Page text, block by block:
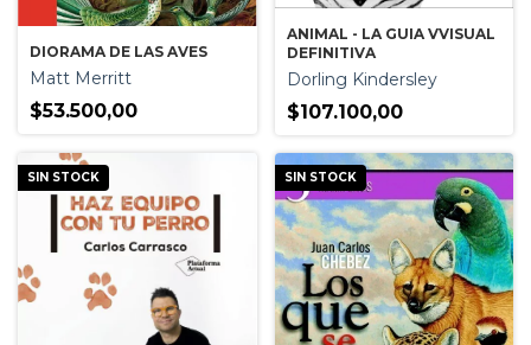
DIORAMA DE LAS AVES
Matt Merritt
$53.500,00
ANIMAL - LA GUIA VVISUAL
DEFINITIVA
Dorling Kindersley
$107.100,00
SIN STOCK SIN STOCK